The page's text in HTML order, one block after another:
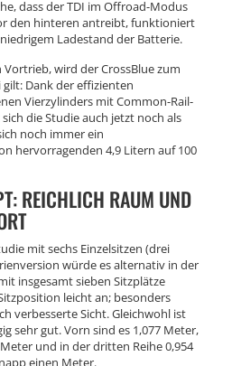
dass der TDI im Offroad-Modus
den hinteren antreibt, funktioniert
Ladestand der Batterie.
wird der CrossBlue zum
Dank der effizienten
Vierzylinders mit Common-Rail-
die Studie auch jetzt noch als
noch immer ein
hervorragenden 4,9 Litern auf 100
REICHLICH RAUM UND
mit sechs Einzelsitzen (drei
würde es alternativ in der
insgesamt sieben Sitzplätze
leicht an; besonders
verbesserte Sicht. Gleichwohl ist
sehr gut. Vorn sind es 1,077 Meter,
und in der dritten Reihe 0,954
einen Meter.